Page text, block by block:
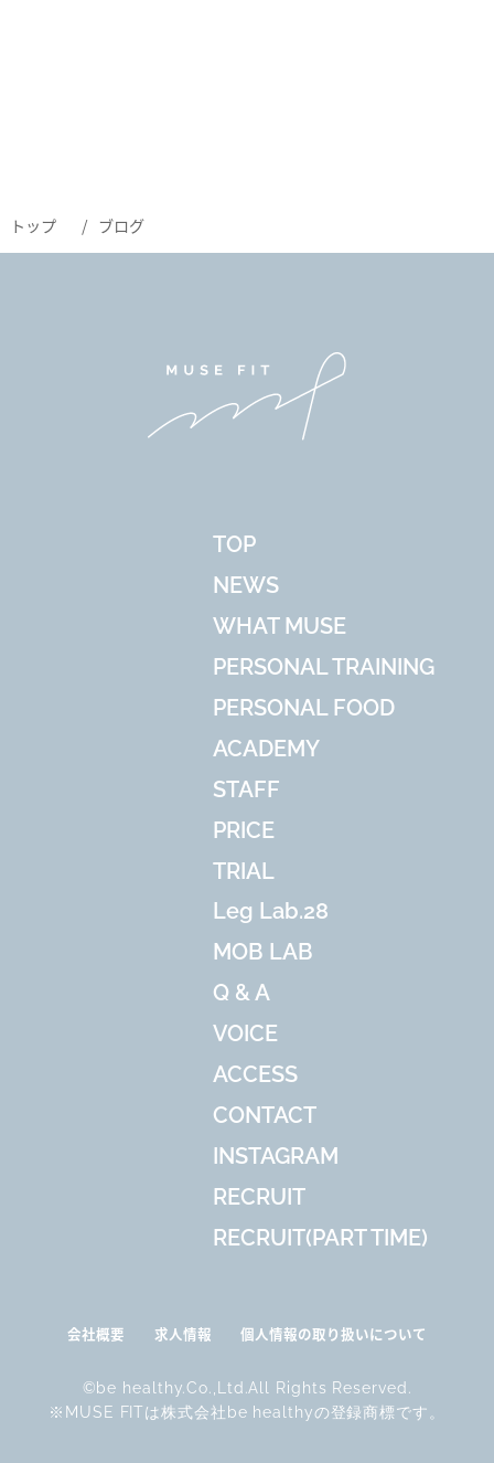
トップ ブログ
TOP
NEWS
WHAT MUSE
PERSONAL TRAINING
PERSONAL FOOD
ACADEMY
STAFF
PRICE
TRIAL
Leg Lab.28
MOB LAB
Q & A
VOICE
ACCESS
CONTACT
INSTAGRAM
RECRUIT
RECRUIT(PART TIME)
会社概要 求人情報 個人情報の取り扱いについて
©be healthy.Co.,Ltd.All Rights Reserved.
※MUSE FITは株式会社be healthyの登録商標です。